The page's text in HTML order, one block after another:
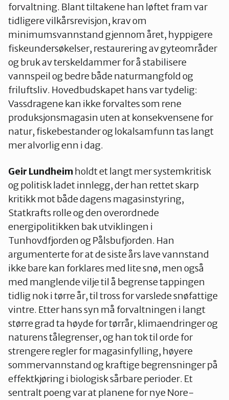
forvaltning. Blant tiltakene han løftet fram var
tidligere vilkårsrevisjon, krav om
minimumsvannstand gjennom året, hyppigere
fiskeundersøkelser, restaurering av gyteområder
og bruk av terskeldammer for å stabilisere
vannspeil og bedre både naturmangfold og
friluftsliv. Hovedbudskapet hans var tydelig:
Vassdragene kan ikke forvaltes som rene
produksjonsmagasin uten at konsekvensene for
natur, fiskebestander og lokalsamfunn tas langt
mer alvorlig enn i dag.
Geir Lundheimholdt et langt mer systemkritisk
og politisk ladet innlegg, der han rettet skarp
kritikk mot både dagens magasinstyring,
Statkrafts rolle og den overordnede
energipolitikken bak utviklingen i
Tunhovdfjorden og Pålsbufjorden. Han
argumenterte for at de siste års lave vannstand
ikke bare kan forklares med lite snø, men også
med manglende vilje til å begrense tappingen
tidlig nok i tørre år, til tross for varslede snøfattige
vintre. Etter hans syn må forvaltningen i langt
større grad ta høyde for tørrår, klimaendringer og
naturens tålegrenser, og han tok til orde for
strengere regler for magasinfylling, høyere
sommervannstand og kraftige begrensninger på
effektkjøring i biologisk sårbare perioder. Et
sentralt poeng var at planene for nye Nore-